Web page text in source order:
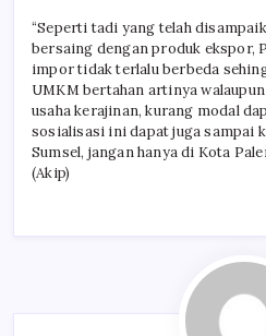
“Seperti tadi yang telah
bersaing dengan produk ekspor,
impor tidak terlalu berbeda
UMKM bertahan artinya
usaha kerajinan, kurang modal
sosialisasi ini dapat juga sampai
Sumsel, jangan hanya di Kota
(Akip)